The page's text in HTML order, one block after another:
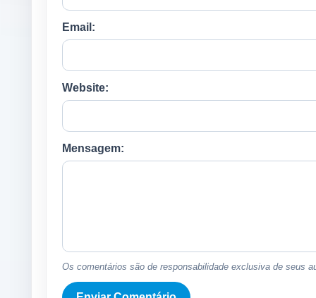
Email:
Website:
Mensagem:
Os comentários são de responsabilidade exclusiva de seus